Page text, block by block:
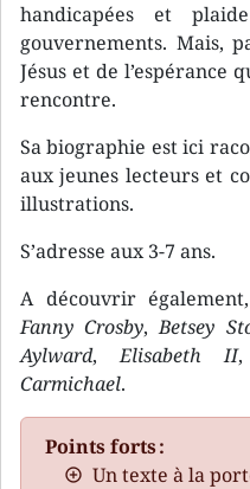
handicapées et
gouvernements. Mais,
Jésus et de l’espérance
rencontre.
Sa biographie est ici
aux jeunes lecteurs et
illustrations.
S’adresse aux 3-7 ans.
A découvrir
Fanny Crosby,Betsey
Aylward,Elisabeth II
Carmichael.
Points forts :
Un texte à la